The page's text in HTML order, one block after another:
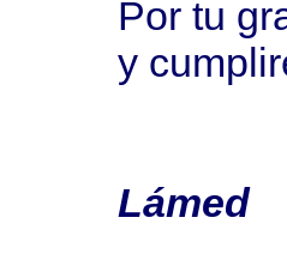
Por tu
y
Lámed